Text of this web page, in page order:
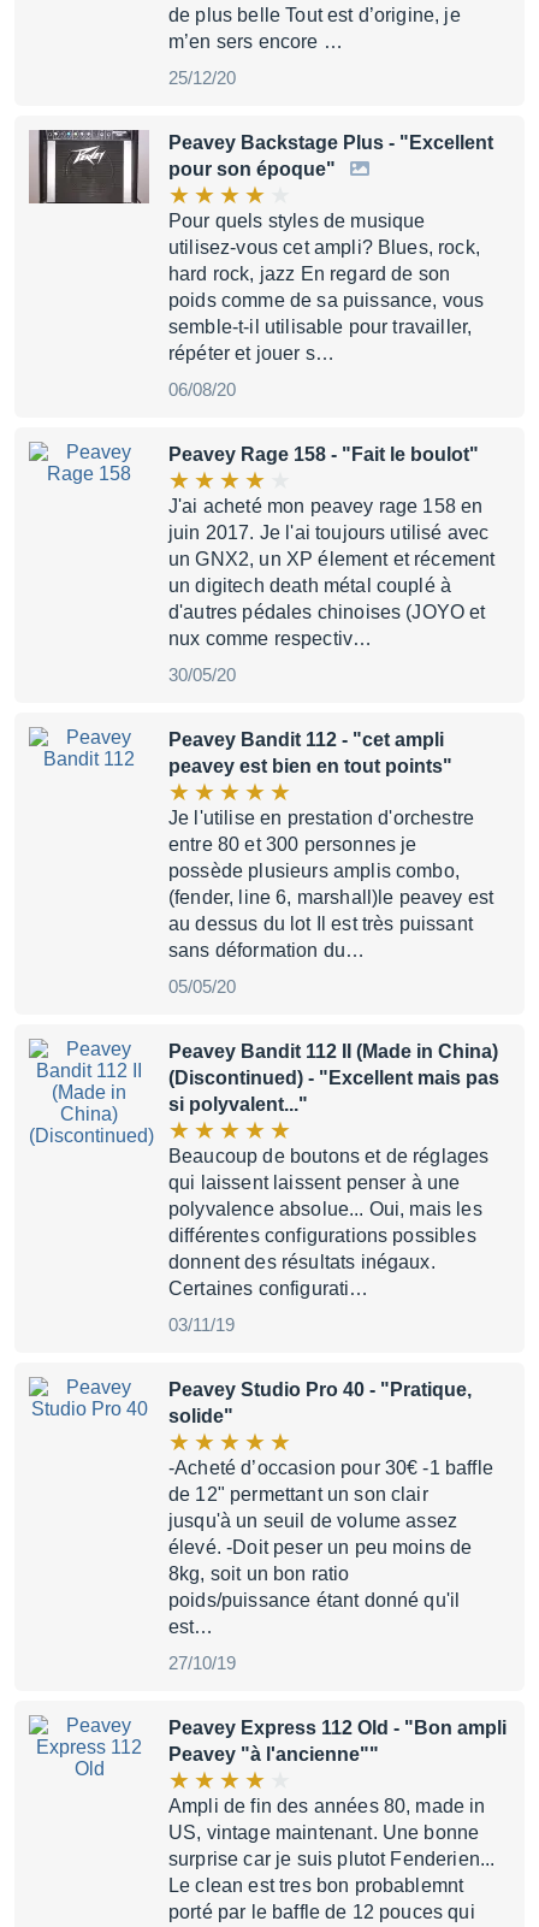
de plus belle Tout est d’origine, je
m’en sers encore …
25/12/20
Peavey Backstage Plus - "Excellent
pour son époque"
Pour quels styles de musique
utilisez-vous cet ampli? Blues, rock,
hard rock, jazz En regard de son
poids comme de sa puissance, vous
semble-t-il utilisable pour travailler,
répéter et jouer s…
06/08/20
Peavey Rage 158 - "Fait le boulot"
J'ai acheté mon peavey rage 158 en
juin 2017. Je l'ai toujours utilisé avec
un GNX2, un XP élement et récement
un digitech death métal couplé à
d'autres pédales chinoises (JOYO et
nux comme respectiv…
30/05/20
Peavey Bandit 112 - "cet ampli
peavey est bien en tout points"
Je l'utilise en prestation d'orchestre
entre 80 et 300 personnes je
possède plusieurs amplis combo,
(fender, line 6, marshall)le peavey est
au dessus du lot Il est très puissant
sans déformation du…
05/05/20
Peavey Bandit 112 II (Made in China)
(Discontinued) - "Excellent mais pas
si polyvalent..."
Beaucoup de boutons et de réglages
qui laissent laissent penser à une
polyvalence absolue... Oui, mais les
différentes configurations possibles
donnent des résultats inégaux.
Certaines configurati…
03/11/19
Peavey Studio Pro 40 - "Pratique,
solide"
-Acheté d’occasion pour 30€ -1 baffle
de 12" permettant un son clair
jusqu'à un seuil de volume assez
élevé. -Doit peser un peu moins de
8kg, soit un bon ratio
poids/puissance étant donné qu'il
est…
27/10/19
Peavey Express 112 Old - "Bon ampli
Peavey "à l'ancienne""
Ampli de fin des années 80, made in
US, vintage maintenant. Une bonne
surprise car je suis plutot Fenderien...
Le clean est tres bon probablemnt
porté par le baffle de 12 pouces qui